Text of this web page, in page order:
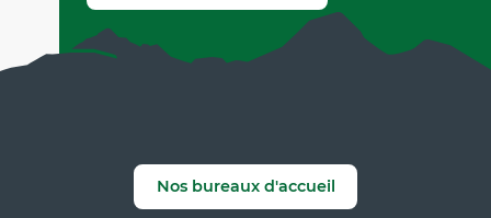
Nos bureaux d'accueil